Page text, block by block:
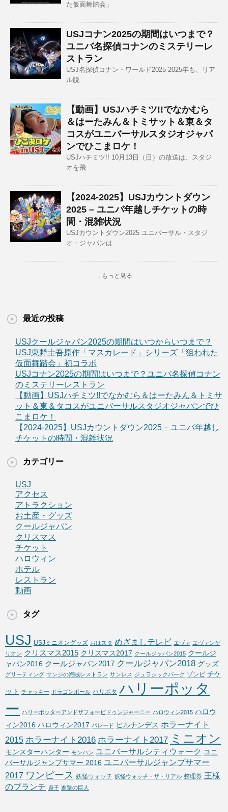
た仮面舞踏会」
USJコナン2025の期間はいつまで？
ユニバ名探偵コナンのミステリーレ
ストラン
USJ名探偵コナン・ワールド2025 2025年も、リア
ル脱
【動画】USJハチミツ!!でなかむら
＆はーたみん＆トミサット＆東＆タ
コスがユニバーサルスタジオジャパ
ンでひこまロケ！
USJハチミツ!! 10月13日（日）の放送は、スタジ
オを飛
【2024-2025】USJカウントダウン
2025 – ユニバ年越しチケットの時
間・混雑状況
USJカウントダウン2025 ユニバーサル・スタジ
オ・ジャパンは
→もっと見る
最近の投稿
USJクールジャパン2025の期間はいつからいつまで？
USJ東野圭吾原作「マスカレード」シリーズ「狙われた
仮面舞踏会」初コラボ
USJコナン2025の期間はいつまで？ユニバ名探偵コナン
のミステリーレストラン
【動画】USJハチミツ!!でなかむら＆はーたみん＆トミサ
ット＆東＆タコスがユニバーサルスタジオジャパンでひ
こまロケ！
【2024-2025】USJカウントダウン2025 – ユニバ年越し
チケットの時間・混雑状況
カテゴリー
USJ
アクセス
アトラクション
お土産・グッズ
クールジャパン
クリスマス
チケット
ハロウィン
ホテル
レストラン
動画
タグ
USJ USJミニオングッズ おはスタ めざましテレビ エヴァ エヴァンゲ
リオン クリスマス2015 クリスマス2017 クールジャパン2015 クールジ
ャパン2016 クールジャパン2017 クールジャパン2018 グッズ
グリーティング サンジの海賊レストラン サンレス ジュラシックパーク ゾンビ チケ
ット チャッキー ドラゴンボール ハリポタ ハリーポッタ
ー ハリーポッターアンドザフォービドゥンジャーニー ハロウィン2015 ハロウ
ィン2016 ハロウィン2017 パレード ヒルナンデス ホラーナイト
2015 ホラーナイト2016 ホラーナイト2017 ミニオン
モンスターハンター モンハン ユニバーサルシティウォーク ユニ
バーサルジャンプサマー 2016 ユニバーサルジャンプサマー
2017 ワンピース 妖怪ウォッチ 妖怪ウォッチ・ザ・リアル 整理券 王様
のブランチ 貞子 進撃の巨人